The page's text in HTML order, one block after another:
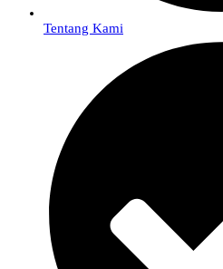
Tentang Kami